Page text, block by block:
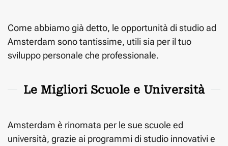
Come abbiamo già detto, le opportunità di studio ad
Amsterdam sono tantissime, utili sia per il tuo
sviluppo personale che professionale.
Le Migliori Scuole e Università
Amsterdam è rinomata per le sue scuole ed
università, grazie ai programmi di studio innovativi e